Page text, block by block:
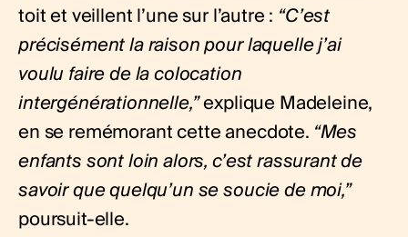
toit et veillent l’une sur l’autre : “C’est
précisément la raison pour laquelle j’ai
voulu faire de la colocation
intergénérationnelle,”explique Madeleine,
en se remémorant cette anecdote. “Mes
enfants sont loin alors, c’est rassurant de
savoir que quelqu’un se soucie de moi,”
poursuit-elle.